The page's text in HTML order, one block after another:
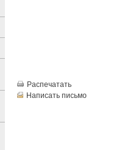
Распечатать
Написать письмо